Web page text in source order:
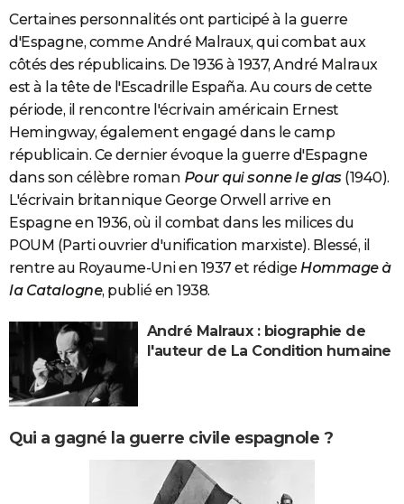
Certaines personnalités ont participé à la guerre
d'Espagne, comme André Malraux, qui combat aux
côtés des républicains. De 1936 à 1937, André Malraux
est à la tête de l'Escadrille España. Au cours de cette
période, il rencontre l'écrivain américain Ernest
Hemingway, également engagé dans le camp
républicain. Ce dernier évoque la guerre d'Espagne
dans son célèbre roman Pour qui sonne le glas (1940).
L'écrivain britannique George Orwell arrive en
Espagne en 1936, où il combat dans les milices du
POUM (Parti ouvrier d'unification marxiste). Blessé, il
rentre au Royaume-Uni en 1937 et rédige Hommage à
la Catalogne, publié en 1938.
André Malraux : biographie de
l'auteur de La Condition humaine
Qui a gagné la guerre civile espagnole ?